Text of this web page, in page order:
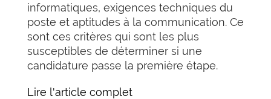
informatiques, exigences techniques du
poste et aptitudes à la communication. Ce
sont ces critères qui sont les plus
susceptibles de déterminer si une
candidature passe la première étape.
Lire l'article complet